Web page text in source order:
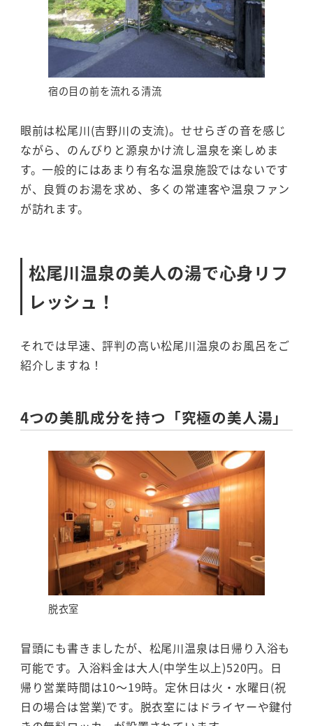
宿の目の前を流れる清流
眼前は松尾川(吉野川の支流)。せせらぎの音を感じ
ながら、のんびりと源泉かけ流し温泉を楽しめま
す。一般的にはあまり有名な温泉施設ではないです
が、良質のお湯を求め、多くの常連客や温泉ファン
が訪れます。
松尾川温泉の美人の湯で心身リフ
レッシュ！
それでは早速、評判の高い松尾川温泉のお風呂をご
紹介しますね！
4つの美肌成分を持つ「究極の美人湯」
脱衣室
冒頭にも書きましたが、松尾川温泉は日帰り入浴も
可能です。入浴料金は大人(中学生以上)520円。日
帰り営業時間は10～19時。定休日は火・水曜日(祝
日の場合は営業)です。脱衣室にはドライヤーや鍵付